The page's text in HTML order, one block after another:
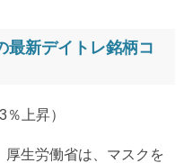
最新デイトレ銘柄コ
上昇）
厚生労働省は、マスクを